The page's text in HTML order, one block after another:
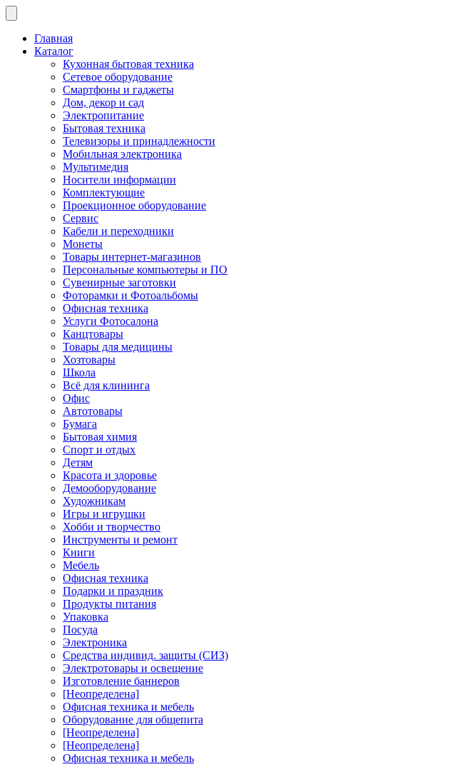
Главная
Каталог
Кухонная бытовая техника
Сетевое оборудование
Смартфоны и гаджеты
Дом, декор и сад
Электропитание
Бытовая техника
Телевизоры и принадлежности
Мобильная электроника
Мультимедия
Носители информации
Комплектующие
Проекционное оборудование
Сервис
Кабели и переходники
Монеты
Товары интернет-магазинов
Персональные компьютеры и ПО
Сувенирные заготовки
Фоторамки и Фотоальбомы
Офисная техника
Услуги Фотосалона
Канцтовары
Товары для медицины
Хозтовары
Школа
Всё для клининга
Офис
Автотовары
Бумага
Бытовая химия
Спорт и отдых
Детям
Красота и здоровье
Демооборудование
Художникам
Игры и игрушки
Хобби и творчество
Инструменты и ремонт
Книги
Мебель
Офисная техника
Подарки и праздник
Продукты питания
Упаковка
Посуда
Электроника
Средства индивид. защиты (СИЗ)
Электротовары и освещение
Изготовление баннеров
[Неопределена]
Офисная техника и мебель
Оборудование для общепита
[Неопределена]
[Неопределена]
Офисная техника и мебель